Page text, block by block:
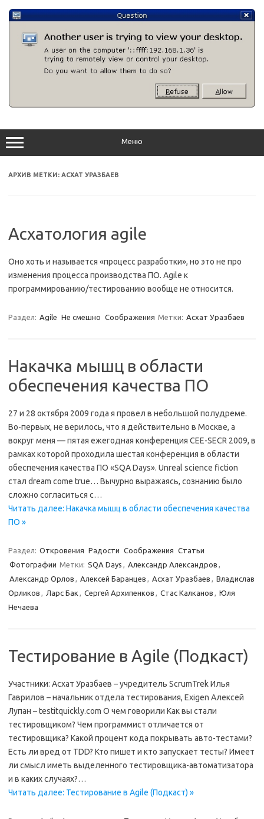
содержимому
Меню
АРХИВ МЕТКИ: АСХАТ УРАЗБАЕВ
Асхатология agile
Оно хоть и называется «процесс разработки», но это не про
изменения процесса производства ПО. Agile к
программированию/тестированию вообще не относится.
Раздел: Agile Не смешно Соображения Метки: Асхат Уразбаев
Накачка мышц в области
обеспечения качества ПО
27 и 28 октября 2009 года я провел в небольшой полудреме.
Во-первых, не верилось, что я действительно в Москве, а
вокруг меня — пятая ежегодная конференция CEE-SECR 2009, в
рамках которой проходила шестая конференция в области
обеспечения качества ПО «SQA Days». Unreal science fiction
стал dream come true… Вычурно выражаясь, сознанию было
сложно согласиться с…
Читать далее: Накачка мышц в области обеспечения качества
ПО »
Раздел: Откровения Радости Соображения Статьи
Фотографии Метки: SQA Days , Александр Александров ,
Александр Орлов , Алексей Баранцев , Асхат Уразбаев , Владислав
Орликов , Ларс Бак , Сергей Архипенков , Стас Калканов , Юля
Нечаева
Тестирование в Agile (Подкаст)
Участники: Асхат Уразбаев – учредитель ScrumTrek Илья
Гаврилов – начальник отдела тестирования, Exigen Алексей
Лупан – testitquickly.com О чем говорили Как вы стали
тестировщиком? Чем программист отличается от
тестировщика? Какой процент кода покрывать авто-тестами?
Есть ли вред от TDD? Кто пишет и кто запускает тесты? Имеет
ли смысл иметь выделенного тестировщика-автоматизатора
и в каких случаях?…
Читать далее: Тестирование в Agile (Подкаст) »